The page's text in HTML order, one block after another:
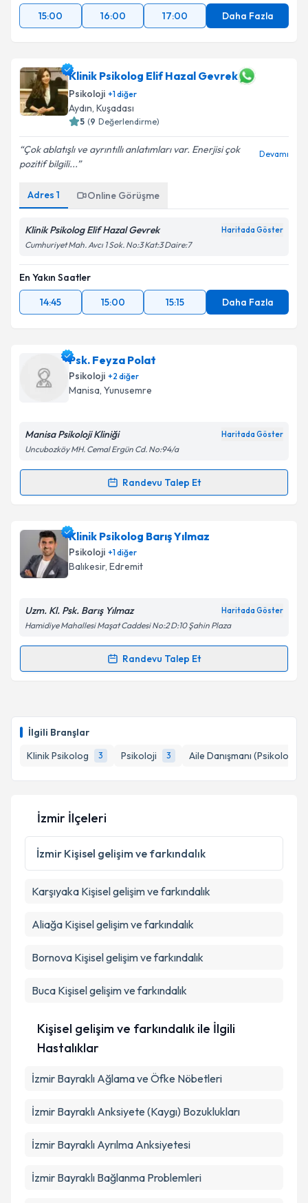
İlgili Branşlar
Klinik Psikolog
3 Psikoloji 3 Aile Danışmanı (Psikolog)
15:00 16:00 17:00 Daha Fazla
Klinik Psikolog Elif Hazal Gevrek
Psikoloji +1diğer
Aydın, Kuşadası
5 (9 Değerlendirme)
Çok ablatışlı ve ayrıntıllı anlatımları var. Enerjisi çok
pozitif bilgili...
Devamı
Adres 1 Online Görüşme
Klinik Psikolog Elif Hazal Gevrek Haritada Göster
Cumhuriyet Mah. Avcı 1 Sok. No:3 Kat:3 Daire:7
En Yakın Saatler
14:45
15:00 15:15 Daha Fazla
Psk. Feyza Polat
Psikoloji +2 diğer
Manisa, Yunusemre
Manisa Psikoloji Kliniği Haritada Göster
Uncubozköy MH. Cemal Ergün Cd. No:94/a
Randevu Talep Et
Randevu Takvimi Talebi
Psk. Feyza Polatiçin randevu takvimi talebi
oluşturun. Size bu uzmandan randevu almanız için bir
takvim hazırlandığında e-posta ile bilgilendireceğiz.
Kişisel verilerimin işlenmesine ilişkin
Metni'ni okudum ve kişisel verilerimin belirtilen
Klinik Psikolog Barış Yılmaz
Psikoloji +1diğer
Balıkesir, Edremit
Uzm. Kl. Psk. Barış Yılmaz Haritada Göster
Hamidiye Mahallesi Maşat Caddesi No:2 D:10 Şahin Plaza
Randevu Talep Et
Randevu Takvimi Talebi
için bir takvim hazırlandığında e-posta ile
bilgilendireceğiz.
E-posta Adresiniz
Kişisel verilerimin işlenmesine ilişkin
Metni'ni okudum ve kişisel verilerimin belirtilen
Takvim Talebini Gönder
İzmir İlçeleri
İzmir Kişisel gelişim ve farkındalık
Karşıyaka Kişisel gelişim ve farkındalık
Aliağa Kişisel gelişim ve farkındalık
Bornova Kişisel gelişim ve farkındalık
Buca Kişisel gelişim ve farkındalık
Kişisel gelişim ve farkındalık ile İlgili
Hastalıklar
İzmir Bayraklı Ağlama ve Öfke Nöbetleri
İzmir Bayraklı Anksiyete (Kaygı) Bozuklukları
İzmir Bayraklı Ayrılma Anksiyetesi
İzmir Bayraklı Bağlanma Problemleri